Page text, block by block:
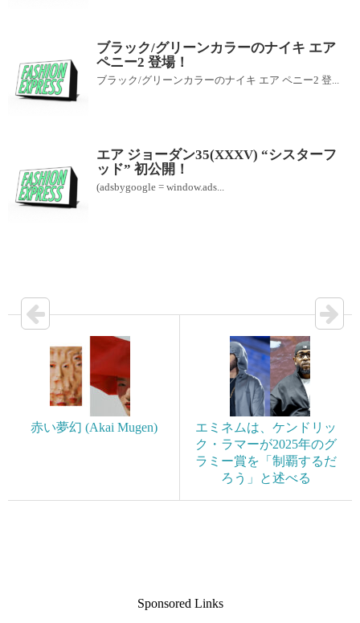
ブラック/グリーンカラーのナイキ エア
ペニー2 登場！
ブラック/グリーンカラーのナイキ エア ペニー2 登...
エア ジョーダン35(XXXV) “シスターフ
ッド” 初公開！
(adsbygoogle = window.ads...
赤い夢幻 (Akai Mugen)
エミネムは、ケンドリッ
ク・ラマーが2025年のグ
ラミー賞を「制覇するだ
ろう」と述べる
Sponsored Links